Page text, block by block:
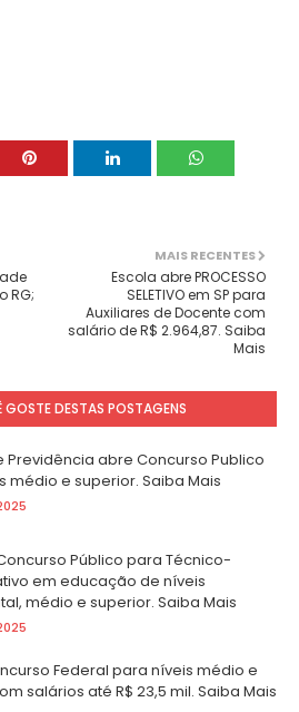
MAIS RECENTES
Escola abre PROCESSO
SELETIVO em SP para
Auxiliares de Docente com
salário de R$ 2.964,87. Saiba
Mais
RG;
GOSTE DESTAS POSTAGENS
Previdência abre Concurso Publico
médio e superior. Saiba Mais
Público para Técnico-
em educação de níveis
médio e superior. Saiba Mais
Federal para níveis médio e
salários até R$ 23,5 mil. Saiba Mais